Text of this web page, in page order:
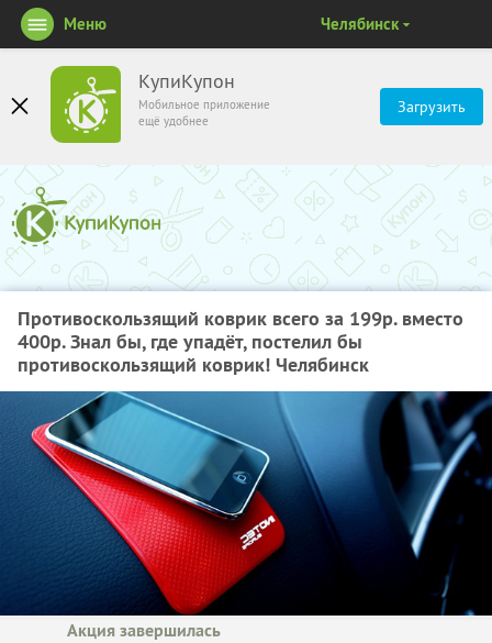
КупиКупон
Мобильное приложение
ещё удобнее
Загрузить
Меню Челябинск
Противоскользящий коврик всего за 199р. вместо
400р. Знал бы, где упадёт, постелил бы
противоскользящий коврик! Челябинск
Акция завершилась